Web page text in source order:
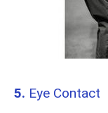
5. Eye Contact